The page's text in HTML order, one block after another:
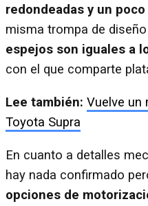
redondeadas y un
misma trompa de
espejos son iguales a
con el que comparte
Lee también: Vuelve un
Toyota Supra
En cuanto a detalles
hay nada confirmado
opciones de